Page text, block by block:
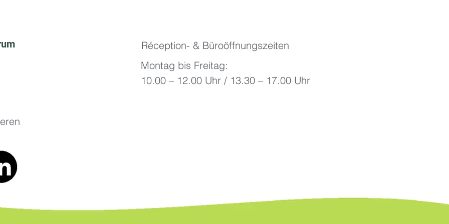
Réception- & Büroöffnungszeiten
Montag bis Freitag:
10.00 – 12.00 Uhr / 13.30 – 17.00 Uhr